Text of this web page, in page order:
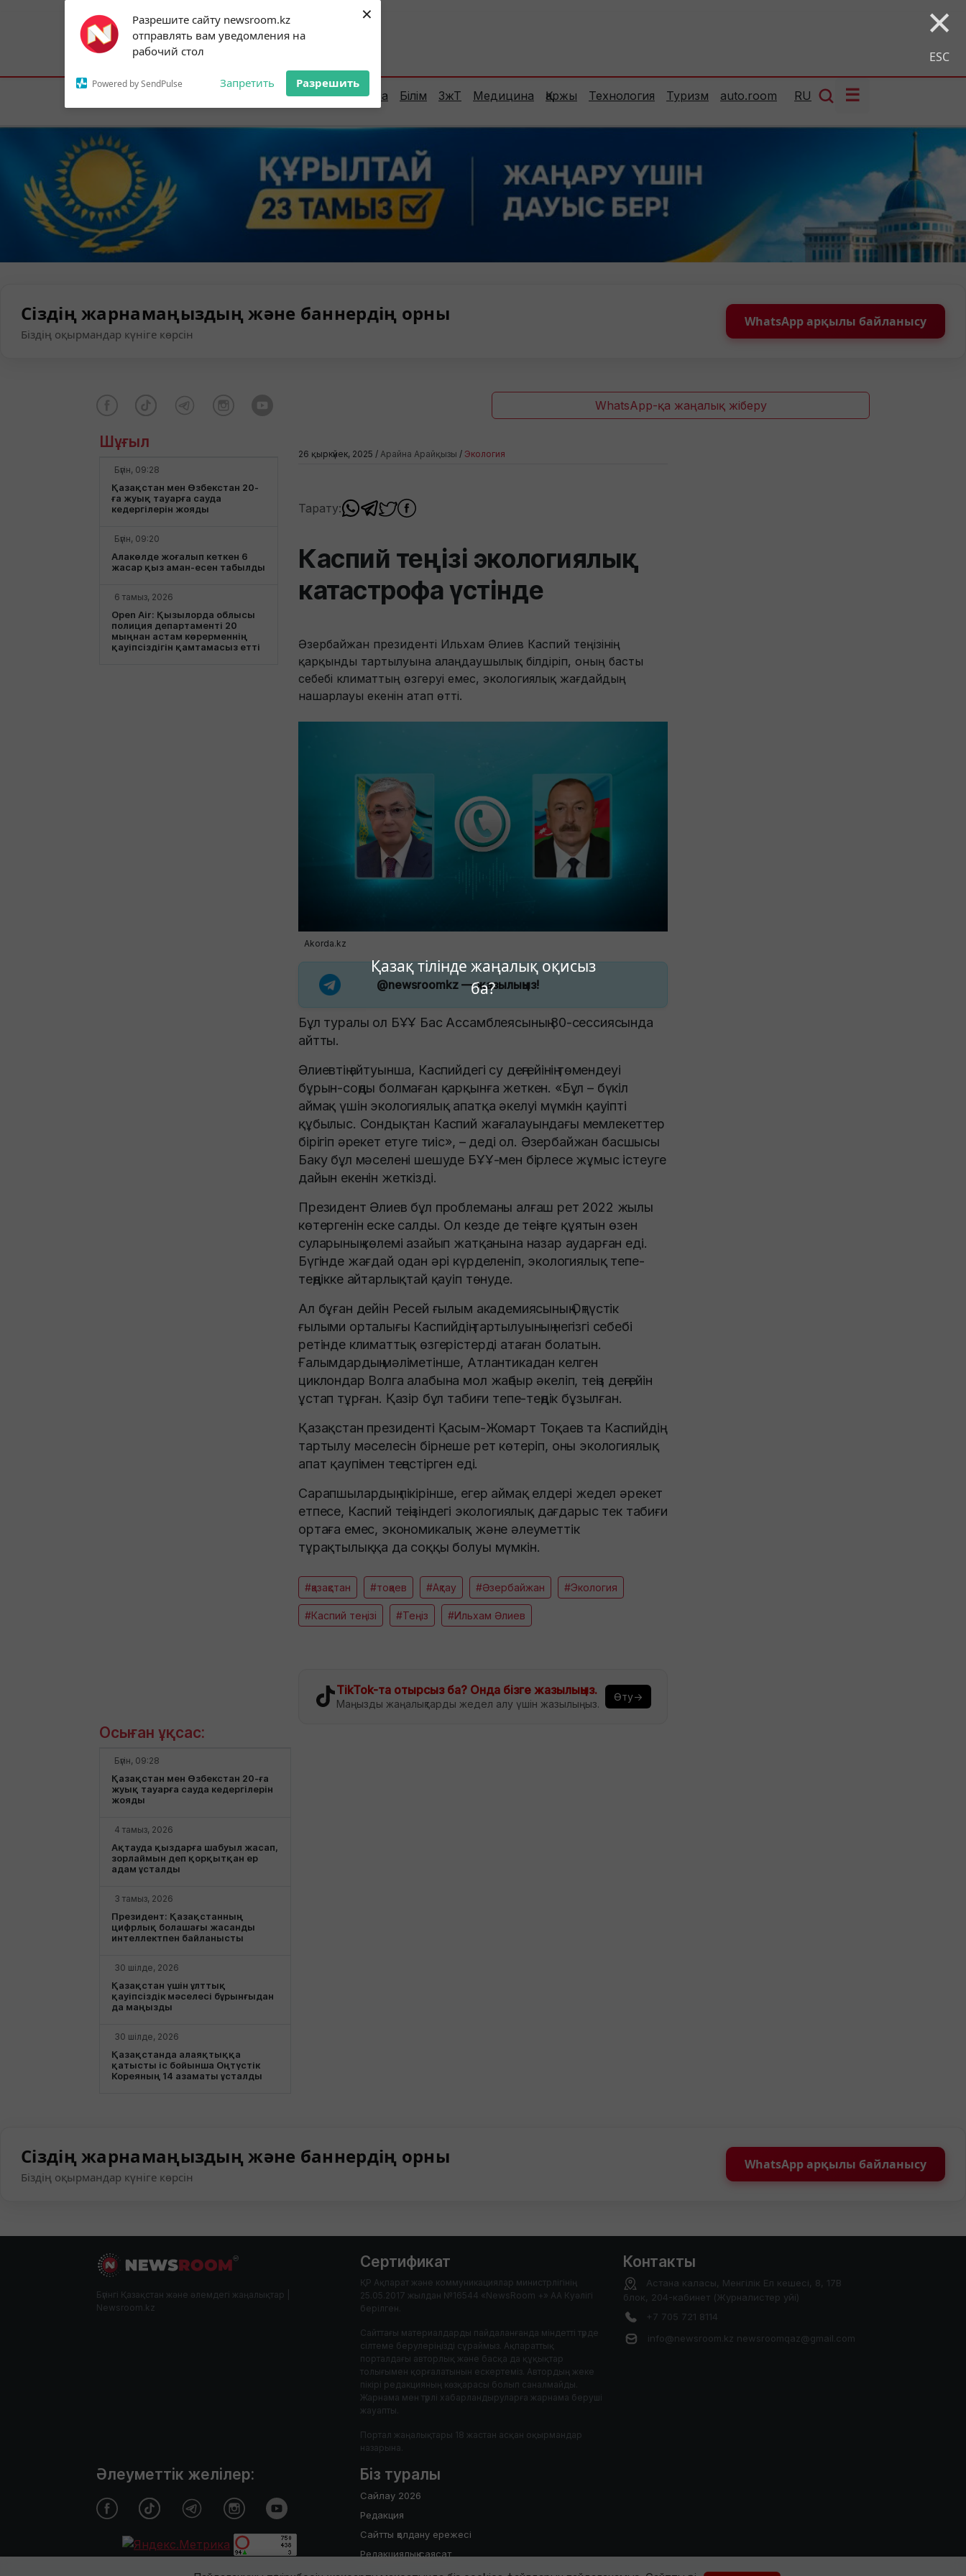
Разрешите сайту newsroom.kz
отправлять вам уведомления на
рабочий стол
Powered by SendPulse Запретить Разрешить
× ×
ESC
Қазақ тілінде жаңалық оқисыз
ба?
Subscribe to our
notifications!
To enable permission prompts, click on
the notification icon
Астана:23°C Алматы:30°C Шымкент:
Елорда Сараптама Білім ЗжТ Медицина Қаржы Технология Туризм auto.room RU ☰
Сіздің жарнамаңыздың және баннердің орны
Біздің оқырмандар күніге көрсін
WhatsApp арқылы байланысу
WhatsApp-қа жаңалық жіберу
Шұғыл
Бүгін, 09:28
Қазақстан мен Өзбекстан 20-
ға жуық тауарға сауда
кедергілерін жояды
Бүгін, 09:20
Алакөлде жоғалып кеткен 6
жасар қыз аман-есен табылды
6 тамыз, 2026
Open Air: Қызылорда облысы
полиция департаменті 20
мыңнан астам көрерменнің
қауіпсіздігін қамтамасыз етті
26 қыркүйек, 2025 / Арайна Арайқызы / Экология
Тарату:
Каспий теңізі экологиялық
катастрофа үстінде
Әзербайжан президенті Ильхам Әлиев Каспий теңізінің
қарқынды тартылуына алаңдаушылық білдіріп, оның басты
себебі климаттың өзгеруі емес, экологиялық жағдайдың
нашарлауы екенін атап өтті.
Akorda.kz
@newsroomkz— жазылыңыз!
Бұл туралы ол БҰҰ Бас Ассамблеясының 80-сессиясында
айтты.
Әлиевтің айтуынша, Каспийдегі су деңгейінің төмендеуі
бұрын-соңды болмаған қарқынға жеткен. «Бұл – бүкіл
аймақ үшін экологиялық апатқа әкелуі мүмкін қауіпті
құбылыс. Сондықтан Каспий жағалауындағы мемлекеттер
бірігіп әрекет етуге тиіс», – деді ол. Әзербайжан басшысы
Баку бұл мәселені шешуде БҰҰ-мен бірлесе жұмыс істеуге
дайын екенін жеткізді.
Президент Әлиев бұл проблеманы алғаш рет 2022 жылы
көтергенін еске салды. Ол кезде де теңізге құятын өзен
суларының көлемі азайып жатқанына назар аударған еді.
Бүгінде жағдай одан әрі күрделеніп, экологиялық тепе-
теңдікке айтарлықтай қауіп төнуде.
Ал бұған дейін Ресей ғылым академиясының Оңтүстік
ғылыми орталығы Каспийдің тартылуының негізгі себебі
ретінде климаттық өзгерістерді атаған болатын.
Ғалымдардың мәліметінше, Атлантикадан келген
циклондар Волга алабына мол жаңбыр әкеліп, теңіз деңгейін
ұстап тұрған. Қазір бұл табиғи тепе-теңдік бұзылған.
Қазақстан президенті Қасым-Жомарт Тоқаев та Каспийдің
тартылу мәселесін бірнеше рет көтеріп, оны экологиялық
апат қаупімен теңестірген еді.
Сарапшылардың пікірінше, егер аймақ елдері жедел әрекет
етпесе, Каспий теңізіндегі экологиялық дағдарыс тек табиғи
ортаға емес, экономикалық және әлеуметтік
тұрақтылыққа да соққы болуы мүмкін.
#қазақстан #тоқаев #Ақтау #Әзербайжан #Экология
#Каспий теңізі #Теңіз #Ильхам Әлиев
TikTok-та отырсыз ба? Онда бізге жазылыңыз.
Маңызды жаңалықтарды жедел алу үшін жазылыңыз.
Өту→
Осыған ұқсас:
Бүгін, 09:28
Қазақстан мен Өзбекстан 20-ға
жуық тауарға сауда кедергілерін
жояды
4 тамыз, 2026
Ақтауда қыздарға шабуыл жасап,
зорлаймын деп қорқытқан ер
адам ұсталды
3 тамыз, 2026
Президент: Қазақстанның
цифрлық болашағы жасанды
интеллектпен байланысты
30 шілде, 2026
Қазақстан үшін ұлттық
қауіпсіздік мәселесі бұрынғыдан
да маңызды
30 шілде, 2026
Қазақстанда алаяқтыққа
қатысты іс бойынша Оңтүстік
Кореяның 14 азаматы ұсталды
Сіздің жарнамаңыздың және баннердің орны
Біздің оқырмандар күніге көрсін
WhatsApp арқылы байланысу
Бүгінгі Қазақстан және әлемдегі жаңалықтар |
Newsroom.kz
Сертификат
ҚР Ақпарат және коммуникациялар министрлігінің
25.05.2017 жылдан №16544 «NewsRoom +» АА Куәлігі
берілген.
Сайттағы материалдарды пайдаланғанда міндетті түрде
сілтеме берулеріңізді сұраймыз. Ақпараттық
порталдағы авторлық және басқа да құқықтар
толығымен қорғалатынын ескертеміз. Автордың жеке
пікірі редакцияның көзқарасы болып саналмайды.
Жарнама мен түрлі хабарландыруларға жарнама беруші
жауапты.
Портал жаңалықтары 18 жастан асқан оқырмандар
назарына.
Контакты
Астана каласы, Менгілік Ел кешесі, 8, 17В
блок, 204-кабинет (Журналистер уйі)
+7 705 721 8114
info@newsroom.kz newsroomqaz@gmail.com
Біз туралы
Сайлау 2026
Редакция
Сайтты қолдану ережесі
Редакциялық саясат
Әлеуметтік желілер: